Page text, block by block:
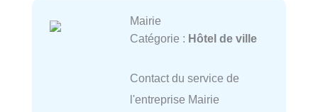
Mairie
Catégorie : Hôtel de ville
Contact du service de
l'entreprise Mairie